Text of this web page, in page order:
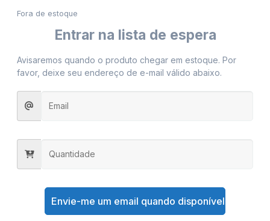
Fora de estoque
Entrar na lista de espera
Avisaremos quando o produto chegar em estoque. Por
favor, deixe seu endereço de e-mail válido abaixo.
Envie-me um email quando disponível